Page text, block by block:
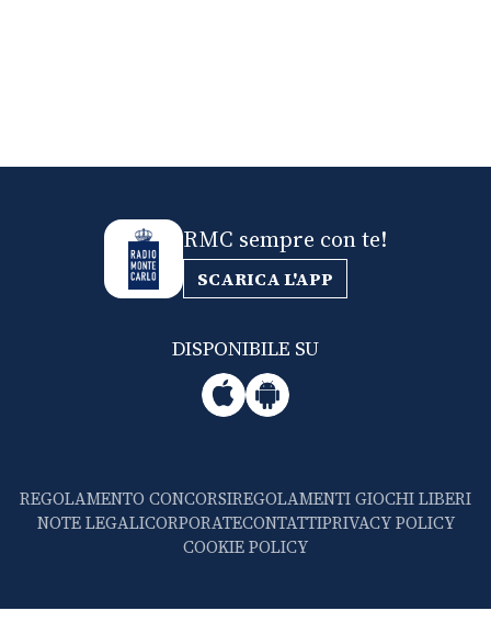
RMC sempre con te!
SCARICA L'APP
DISPONIBILE SU
REGOLAMENTO CONCORSIREGOLAMENTI GIOCHI LIBERI
NOTE LEGALICORPORATECONTATTIPRIVACY POLICY
COOKIE POLICY